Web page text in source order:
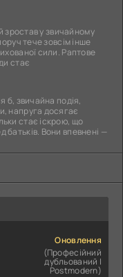
зростав у звичайному
тече зовсім інше
сили. Раптове
стає
б, звичайна подія,
напруга досягає
стає іскрою, що
Вони впевнені —
Оновлення
(Професійний
дубльований |
Postmodern)